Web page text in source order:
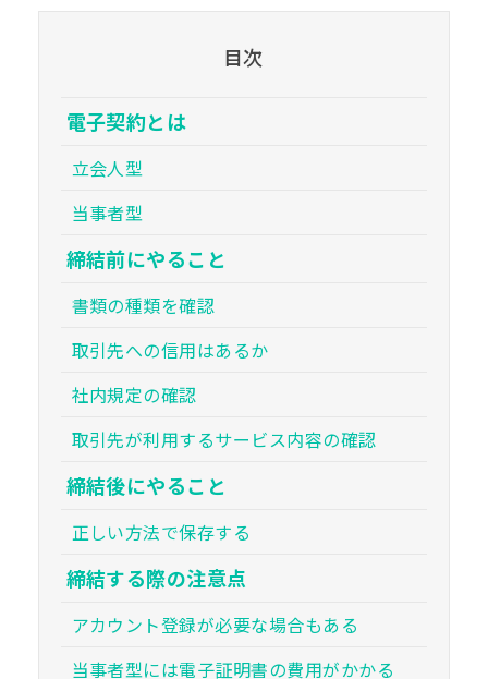
目次
電子契約とは
立会人型
当事者型
締結前にやること
書類の種類を確認
取引先への信用はあるか
社内規定の確認
取引先が利用するサービス内容の確認
締結後にやること
正しい方法で保存する
締結する際の注意点
アカウント登録が必要な場合もある
当事者型には電子証明書の費用がかかる